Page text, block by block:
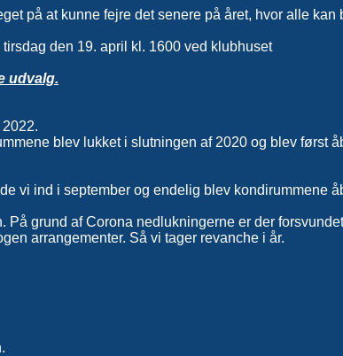
på at kunne fejre det senere på året, hvor alle
den 19. april kl. 1600 ved klubhuset
udvalg.
blev lukket i slutningen af 2020 og blev
vi ind i september og endelig blev kondirummene
grund af Corona nedlukningerne er der
arrangementer. Så vi tager revanche i år.